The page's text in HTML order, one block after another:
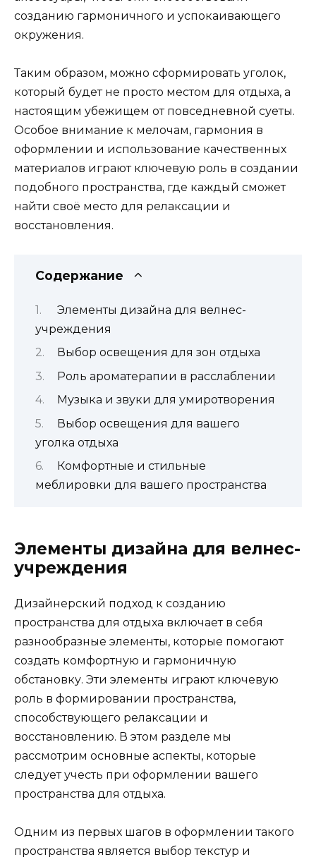
созданию гармоничного и успокаивающего
окружения.
Таким образом, можно сформировать уголок,
который будет не просто местом для отдыха, а
настоящим убежищем от повседневной суеты.
Особое внимание к мелочам, гармония в
оформлении и использование качественных
материалов играют ключевую роль в создании
подобного пространства, где каждый сможет
найти своё место для релаксации и
восстановления.
Содержание
Элементы дизайна для велнес-
учреждения
Выбор освещения для зон отдыха
Роль ароматерапии в расслаблении
Музыка и звуки для умиротворения
Выбор освещения для вашего
уголка отдыха
Комфортные и стильные
меблировки для вашего пространства
Элементы дизайна для велнес-
учреждения
Дизайнерский подход к созданию
пространства для отдыха включает в себя
разнообразные элементы, которые помогают
создать комфортную и гармоничную
обстановку. Эти элементы играют ключевую
роль в формировании пространства,
способствующего релаксации и
восстановлению. В этом разделе мы
рассмотрим основные аспекты, которые
следует учесть при оформлении вашего
пространства для отдыха.
Одним из первых шагов в оформлении такого
пространства является выбор текстур и